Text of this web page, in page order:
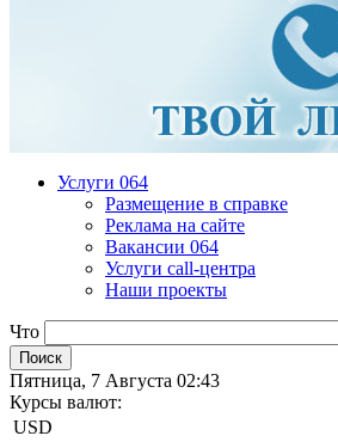
Услуги 064
Размещение в справке
Реклама на сайте
Вакансии 064
Услуги call-центра
Наши проекты
Что
Пятница, 7 Августа 02:43
Курсы валют:
USD